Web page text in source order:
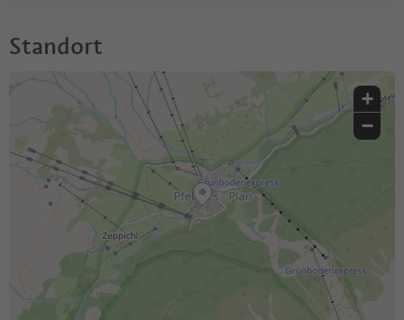
Standort
+
−